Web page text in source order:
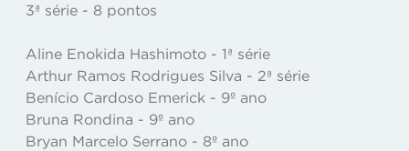
3ª série - 8 pontos
Aline Enokida Hashimoto - 1ª série
Arthur Ramos Rodrigues Silva - 2ª série
Benício Cardoso Emerick - 9º ano
Bruna Rondina - 9º ano
Bryan Marcelo Serrano - 8º ano